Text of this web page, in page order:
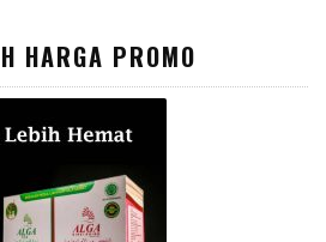
HARGA PROMO